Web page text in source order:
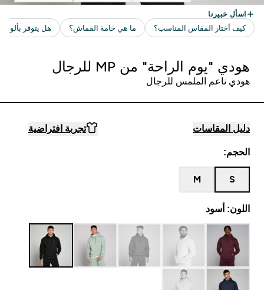
هودي "يوم الراحة" من MP للرجال
هودي ناعم الملمس للرجال
دليل المقاسات تجربة افتراضية
الحجم:
S
M
اللون: أسود